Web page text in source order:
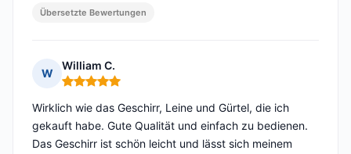
Übersetzte Bewertungen
W
William C.
Hinweis: 5 von 5
Wirklich wie das Geschirr, Leine und Gürtel, die ich
gekauft habe. Gute Qualität und einfach zu bedienen.
Das Geschirr ist schön leicht und lässt sich meinem